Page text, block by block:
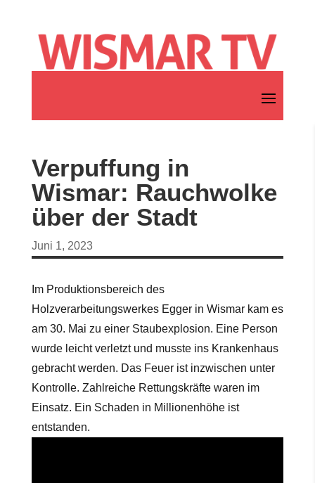
Verpuffung in
Wismar: Rauchwolke
über der Stadt
Juni 1, 2023
Im Produktionsbereich des
Holzverarbeitungswerkes Egger in Wismar kam es
am 30. Mai zu einer Staubexplosion. Eine Person
wurde leicht verletzt und musste ins Krankenhaus
gebracht werden. Das Feuer ist inzwischen unter
Kontrolle. Zahlreiche Rettungskräfte waren im
Einsatz. Ein Schaden in Millionenhöhe ist
entstanden.